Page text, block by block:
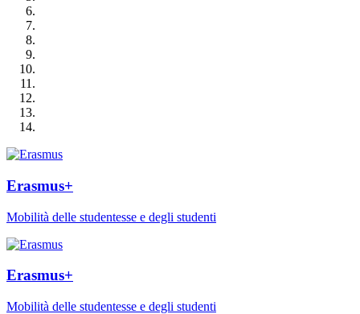
Erasmus+
Mobilità delle studentesse e degli studenti
Erasmus+
Mobilità delle studentesse e degli studenti